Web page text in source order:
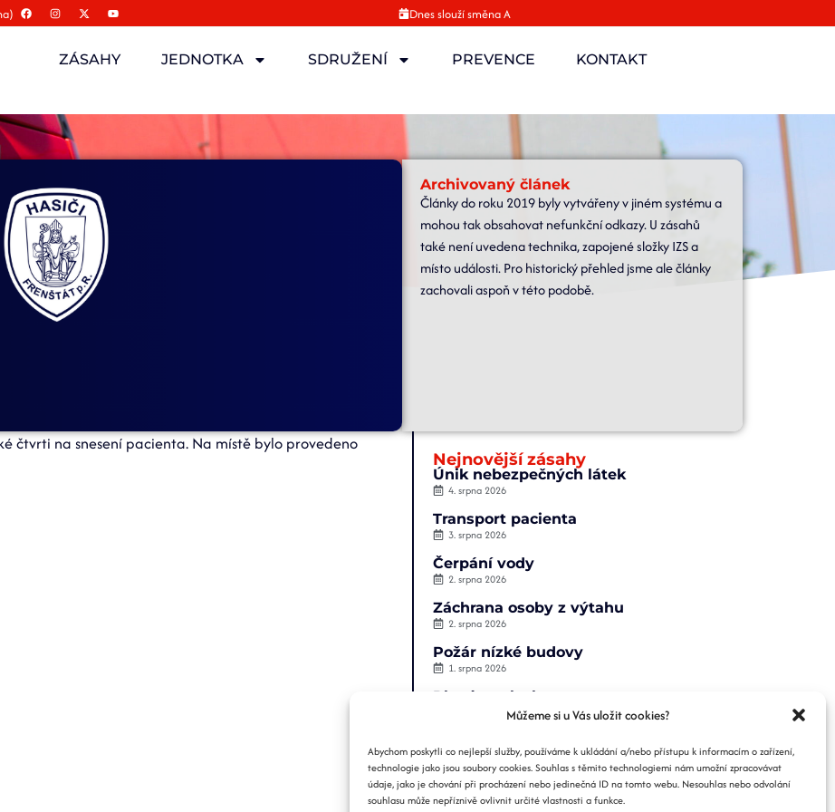
Můžeme si u Vás uložit cookies?
Abychom poskytli co nejlepší služby, používáme k ukládání a/nebo přístupu k informacím o zařízení,
technologie jako jsou soubory cookies. Souhlas s těmito technologiemi nám umožní zpracovávat
údaje, jako je chování při procházení nebo jedinečná ID na tomto webu. Nesouhlas nebo odvolání
souhlasu může nepříznivě ovlivnit určité vlastnosti a funkce.
Dnes slouží směna A
ZÁSAHY JEDNOTKA SDRUŽENÍ PREVENCE KONTAKT
Archivovaný článek
Články do roku 2019 byly vytvářeny v jiném systému a
mohou tak obsahovat nefunkční odkazy. U zásahů
také není uvedena technika, zapojené složky IZS a
místo události. Pro historický přehled jsme ale články
zachovali aspoň v této podobě.
čtvrti na snesení pacienta. Na místě bylo provedeno
Nejnovější zásahy
Únik nebezpečných látek
4. srpna 2026
Transport pacienta
3. srpna 2026
Čerpání vody
2. srpna 2026
Záchrana osoby z výtahu
2. srpna 2026
Požár nízké budovy
1. srpna 2026
Planý poplach